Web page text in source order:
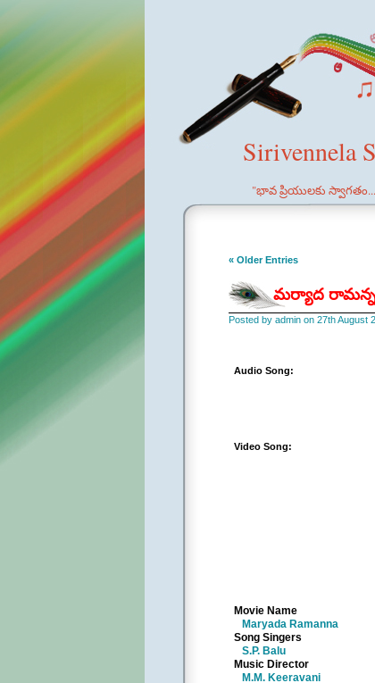
Sirivennela
"భావ ప్రియులకు
« Older Entries
మర్యాద
Posted by admin on 27th August
Audio Song:
Video Song:
Movie Name
Maryada Ramanna
Song Singers
S.P. Balu
Music Director
M.M. Keeravani